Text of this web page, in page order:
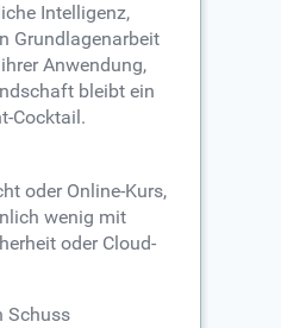
Intelligenz,
Grundlagenarbeit
Anwendung,
bleibt ein
Cocktail.
oder Online-Kurs,
wenig mit
oder Cloud-
Schuss